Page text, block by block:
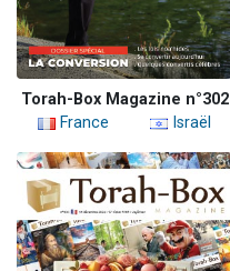
Torah-Box Magazine n°302
France
Israël